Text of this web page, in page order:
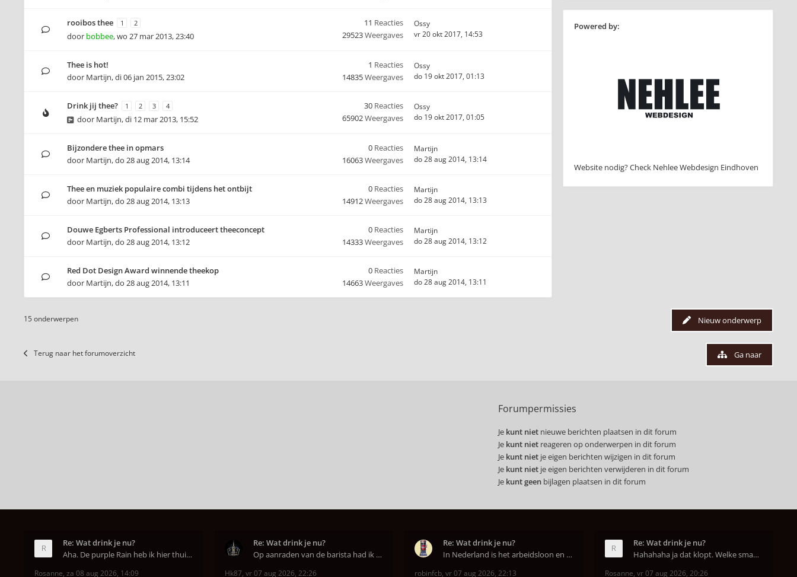
rooibos thee 1 2
door bobbee,wo 27 mar 2013, 23:40
11 Reacties
29523Weergaves
Ossy
vr 20 okt 2017, 14:53
Thee is hot!
door Martijn,di 06 jan 2015, 23:02
1 Reacties
14835Weergaves
Ossy
do 19 okt 2017, 01:13
Drink jij thee? 1 2 3 4
door Martijn,di 12 mar 2013, 15:52
30 Reacties
65902Weergaves
Ossy
do 19 okt 2017, 01:05
Bijzondere thee in opmars
door Martijn,do 28 aug 2014, 13:14
0 Reacties
16063Weergaves
Martijn
do 28 aug 2014, 13:14
Thee en muziek populaire combi tijdens het ontbijt
door Martijn,do 28 aug 2014, 13:13
0 Reacties
14912Weergaves
Martijn
do 28 aug 2014, 13:13
Douwe Egberts Professional introduceert theeconcept
door Martijn,do 28 aug 2014, 13:12
0 Reacties
14333Weergaves
Martijn
do 28 aug 2014, 13:12
Red Dot Design Award winnende theekop
door Martijn,do 28 aug 2014, 13:11
0 Reacties
14663Weergaves
Martijn
do 28 aug 2014, 13:11
Powered by:
Website nodig? Check Nehlee Webdesign Eindhoven
Nieuw onderwerp
15 onderwerpen
Terug naar het forumoverzicht Ga naar
Forumpermissies
Je kunt niet nieuwe berichten plaatsen in dit forum
Je kunt niet reageren op onderwerpen in dit forum
Je kunt niet je eigen berichten wijzigen in dit forum
Je kunt niet je eigen berichten verwijderen in dit forum
Je kunt geen bijlagen plaatsen in dit forum
Re: Wat drink je nu?
Aha. De purple Rain heb ik hier thuis ook op de mo
Rosanne, za 08 aug 2026, 14:09
Re: Wat drink je nu?
Op aanraden van de barista had ik Purple Rain maa
Hk87, vr 07 aug 2026, 22:26
Re: Wat drink je nu?
In Nederland is het arbeidsloon en de winkelhuur o
robinfcb, vr 07 aug 2026, 22:13
Re: Wat drink je nu?
Hahahaha ja dat klopt. Welke smaak had je?? Ben
Rosanne, vr 07 aug 2026, 20:26